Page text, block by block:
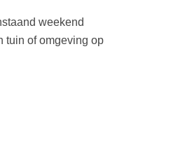
weekend
tuin of omgeving op